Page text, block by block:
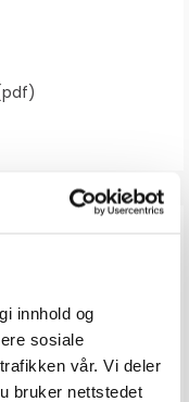
innhold og
sosiale
vår. Vi deler
bruker nettstedet
0.0
0.0
av
Basert på 0 stemmer og
0 omtaler